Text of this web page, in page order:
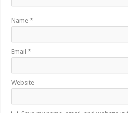
Name*
Email*
Website